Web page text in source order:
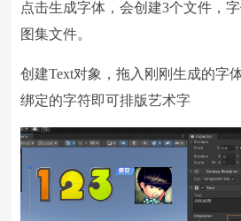
点击生成字体，会创建3个文件，
图集文件。
创建Text对象，拖入刚刚生成的字
绑定的字符即可排版艺术字